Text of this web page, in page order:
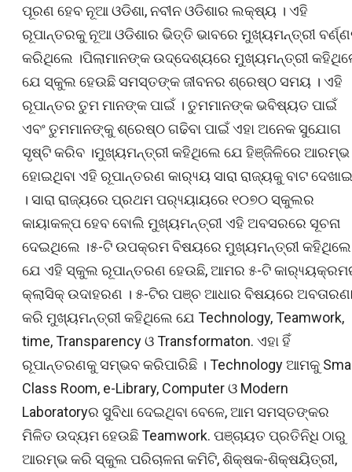
ପୂରଣ ହେବ ନୂଆ ଓଡିଶା, ନବୀନ ଓଡିଶାର ଲକ୍ଷ୍ୟ । ଏହି
ରୂପାନ୍ତରକୁ ନୂଆ ଓଡିଶାର ଭିତ୍ତି ଭାବରେ ମୁଖ୍ୟମନ୍ତ୍ରୀ
କରିଥିଲେ ।ପିଲାମାନଙ୍କ ଉଦ୍ଦେଶ୍ୟରେ ମୁଖ୍ୟମନ୍ତ୍ରୀ
ଯେ ସ୍କୁଲ ହେଉଛି ସମସ୍ତଙ୍କ ଜୀବନର ଶ୍ରେଷ୍ଠ ସମୟ । ଏହି
ରୂପାନ୍ତର ତୁମ ମାନଙ୍କ ପାଇଁ । ତୁମମାନଙ୍କ ଭବିଷ୍ୟତ ପାଇଁ
ଏବଂ ତୁମମାନଙ୍କୁ ଶ୍ରେଷ୍ଠ ଗଢିବା ପାଇଁ ଏହା ଅନେକ ସୁଯୋଗ
ସୃଷ୍ଟି କରିବ ।ମୁଖ୍ୟମନ୍ତ୍ରୀ କହିଥିଲେ ଯେ ହିଞ୍ଜିଳିରେ ଆରମ୍ଭ
ହୋଇଥିବା ଏହି ରୂପାନ୍ତରଣ କାର‌୍ୟ୍ୟ ସାରା ରାଜ୍ୟକୁ ବାଟ
। ସାରା ରାଜ୍ୟରେ ପ୍ରଥମ ପର‌୍ୟ୍ୟାୟରେ ୧୦୭୦ ସ୍କୁଲର
କାୟାକଳ୍ପ ହେବ ବୋଲି ମୁଖ୍ୟମନ୍ତ୍ରୀ ଏହି ଅବସରରେ ସୂଚନା
ଦେଇଥିଲେ ।୫-ଟି ଉପକ୍ରମ ବିଷୟରେ ମୁଖ୍ୟମନ୍ତ୍ରୀ କହିଥିଲେ
ଯେ ଏହି ସ୍କୁଲ ରୂପାନ୍ତରଣ ହେଉଛି, ଆମର ୫-ଟି
କ୍ଲାସିକ୍ ଉଦାହରଣ । ୫-ଟିର ପଞ୍ଚ ଆଧାର ବିଷୟରେ
କରି ମୁଖ୍ୟମନ୍ତ୍ରୀ କହିଥିଲେ ଯେ Technology, Teamwork,
time, Transparency ଓ Transformaton. ଏହା ହିଁ
ରୂପାନ୍ତରଣକୁ ସମ୍ଭବ କରିପାରିଛି । Technology ଆମକୁ
Class Room, e-Library, Computer ଓ Modern
Laboratoryର ସୁବିଧା ଦେଇଥିବା ବେଳେ, ଆମ ସମସ୍ତଙ୍କର
ମିଳିତ ଉଦ୍ୟମ ହେଉଛି Teamwork. ପଞ୍ଚାୟତ ପ୍ରତିନିଧି ଠାରୁ
ଆରମ୍ଭ କରି ସ୍କୁଲ ପରିଚାଳନା କମିଟି, ଶିକ୍ଷକ-ଶିକ୍ଷୟିତ୍ରୀ,